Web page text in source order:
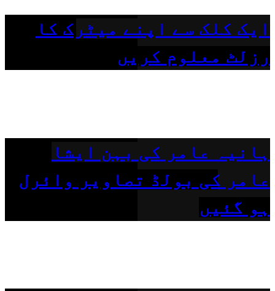
ایک کلک سے اپنے میٹرک کا
رزلٹ معلوم کریں
ہانیہ عامر کی بہن ایشا
عامر کی بولڈ تصاویر وائرل
ہو گئیں